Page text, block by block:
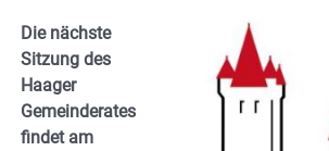
Die nächste
Sitzung des
Haager
Gemeinderates
findet am